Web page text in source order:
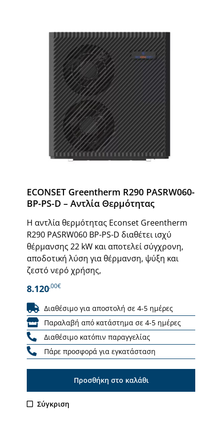
ECONSET Greentherm R290 PASRW060-
BP-PS-D – Αντλία Θερμότητας
Η αντλία θερμότητας Econset Greentherm
R290 PASRW060 BP-PS-D διαθέτει ισχύ
θέρμανσης 22 kW και αποτελεί σύγχρονη,
αποδοτική λύση για θέρμανση, ψύξη και
ζεστό νερό χρήσης,
8.120,00€
Διαθέσιμο για αποστολή σε 4-5 ημέρες
Παραλαβή από κατάστημα σε 4-5 ημέρες
Διαθέσιμο κατόπιν παραγγελίας
Πάρε προσφορά για εγκατάσταση
Προσθήκη στο καλάθι
Σύγκριση